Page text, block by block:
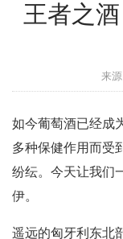
王者之
来源
如今葡萄酒已经成
多种保健作用而受
纷纭。今天让我
伊。
遥远的匈牙利东北